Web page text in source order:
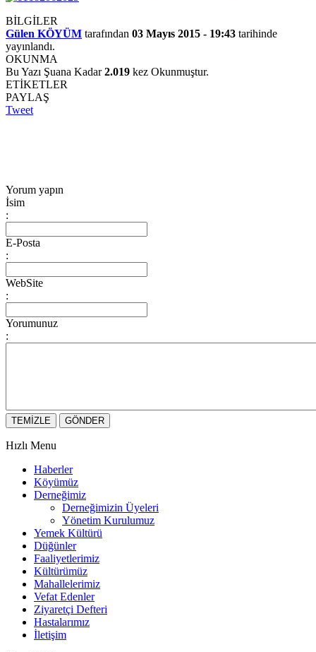
BİLGİLER
Gülen KÖYÜM tarafından 03 Mayıs 2015 - 19:43 tarihinde
yayınlandı.
OKUNMA
Bu Yazı Şuana Kadar2.019 kez Okunmuştur.
ETİKETLER
PAYLAŞ
Tweet
Yorum yapın
İsim
:
E-Posta
:
WebSite
:
Yorumunuz
:
Hızlı Menu
Haberler
Köyümüz
Derneğimiz
Derneğimizin Üyeleri
Yönetim Kurulumuz
Yemek Kültürü
Düğünler
Faaliyetlerimiz
Kültürümüz
Mahallelerimiz
Vefat Edenler
Ziyaretçi Defteri
Hastalarımız
İletişim